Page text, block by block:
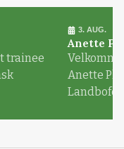
trainee
3. AUG.
Anette
Anette